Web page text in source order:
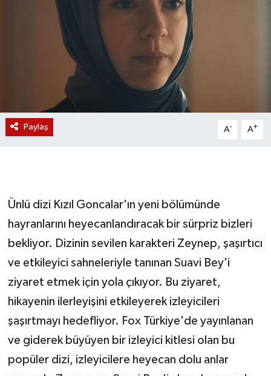
Paylaş A- A+
Ünlü dizi Kızıl Goncalar'ın yeni bölümünde
hayranlarını heyecanlandıracak bir sürpriz bizleri
bekliyor. Dizinin sevilen karakteri Zeynep, şaşırtıcı
ve etkileyici sahneleriyle tanınan Suavi Bey'i
ziyaret etmek için yola çıkıyor. Bu ziyaret,
hikayenin ilerleyişini etkileyerek izleyicileri
şaşırtmayı hedefliyor. Fox Türkiye'de yayınlanan
ve giderek büyüyen bir izleyici kitlesi olan bu
popüler dizi, izleyicilere heyecan dolu anlar